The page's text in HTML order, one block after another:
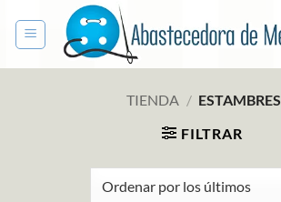
TIENDA / ESTAMBRES
FILTRAR